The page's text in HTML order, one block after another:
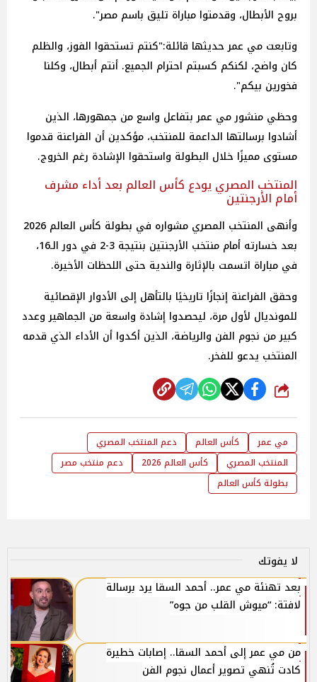
بروح الأبطال، وقدمتوا مباراة تليق باسم مصر".
وتابعت مي عمر حديثها قائلة:"كنتم تستحقوا الفوز، والظلم
كان واضح، لكنكم كسبتم احترام الجميع. أنتم أبطال، وكلنا
فخورين بيكم".
وحظي منشور مي عمر بتفاعل واسع من جمهورها، الذين
أشادوا برسالتها الداعمة للمنتخب، مؤكدين أن الفراعنة قدموا
مستوى مميزًا خلال البطولة واستحقوا الإشادة رغم الخروج.
المنتخب المصري يودع كأس العالم بعد أداء مشرف
أمام الأرجنتين
وأنهى المنتخب المصري مشواره في بطولة كأس العالم 2026
بعد خسارته أمام منتخب الأرجنتين بنتيجة 3-2 في دور الـ16،
في مباراة اتسمت بالإثارة والندية حتى اللحظات الأخيرة.
وحقق الفراعنة إنجازًا تاريخيًا بالتأهل إلى الأدوار الإقصائية
للمونديال لأول مرة، ليحصدوا إشادة واسعة من الجماهير وعدد
كبير من نجوم الفن والرياضة، الذين أكدوا أن الأداء الذي قدمه
المنتخب يدعو للفخر.
شارك
مي عمر كأس العالم
دعم المنتخب المصري
المنتخب المصري
كأس العالم 2026
دعم منتخب مصر
بطولة كأس العالم
لا يفوتك
بعد تهنئة مي عمر.. أحمد السقا يرد برسالة
لافتة: “ميوش القلب من جوه”
من مي عمر إلى أحمد السقا.. إصابات خطيرة
كادت تُنهي تصوير أعمال نجوم الفن